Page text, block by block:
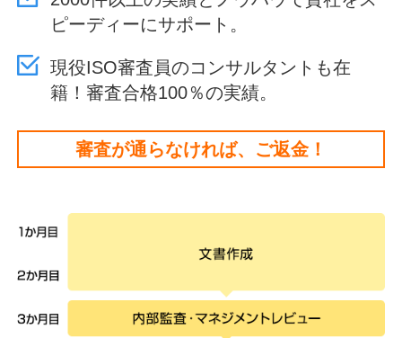
ピーディーにサポート。
現役ISO審査員のコンサルタントも在
籍！審査合格100％の実績。
審査が通らなければ、ご返金！